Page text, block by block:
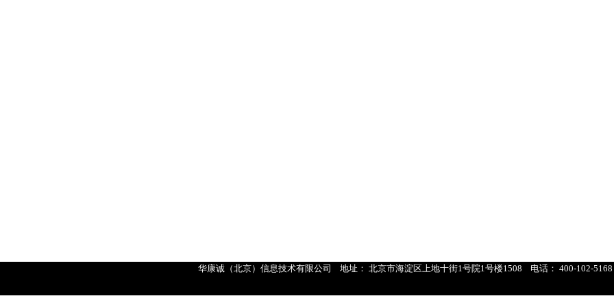
华康诚（北京）信息技术有限公司 地址： 北京市海淀区上地十街1号院1号楼1508 电话： 400-102-5168